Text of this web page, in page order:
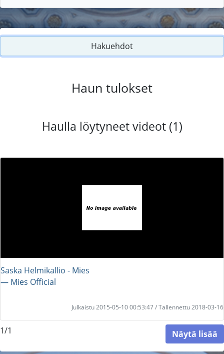
Hakuehdot
Haun tulokset
Haulla löytyneet videot (1)
Saska Helmikallio - Mies
― Mies Official
Julkaistu 2015-05-10 00:53:47 / Tallennettu 2018-03-16
1/1 Näytä lisää